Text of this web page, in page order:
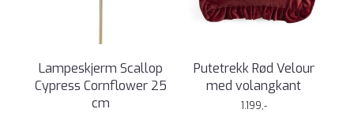
Lampeskjerm Scallop
Cypress Cornflower 25
cm
Putetrekk Rød Velour
med volangkant
1.199,-